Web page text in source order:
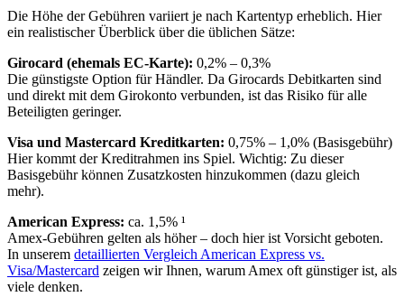
Die Höhe der Gebühren variiert je nach Kartentyp erheblich. Hier
ein realistischer Überblick über die üblichen Sätze:
Girocard (ehemals EC-Karte): 0,2% – 0,3%
Die günstigste Option für Händler. Da Girocards Debitkarten sind
und direkt mit dem Girokonto verbunden, ist das Risiko für alle
Beteiligten geringer.
Visa und Mastercard Kreditkarten: 0,75% – 1,0% (Basisgebühr)
Hier kommt der Kreditrahmen ins Spiel. Wichtig: Zu dieser
Basisgebühr können Zusatzkosten hinzukommen (dazu gleich
mehr).
American Express: ca. 1,5% ¹
Amex-Gebühren gelten als höher – doch hier ist Vorsicht geboten.
In unserem detaillierten Vergleich American Express vs.
Visa/Mastercard zeigen wir Ihnen, warum Amex oft günstiger ist, als
viele denken.